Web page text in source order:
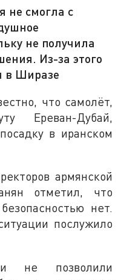
не смогла с
не получила
Из-за этого
в Ширазе
что самолёт,
Ереван-Дубай,
в иранском
армянской
отметил, что
нет.
послужило
не позволили